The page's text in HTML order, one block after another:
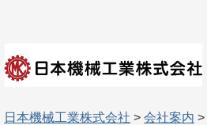
索
日本機械工業株式会社 > 会社案内 >